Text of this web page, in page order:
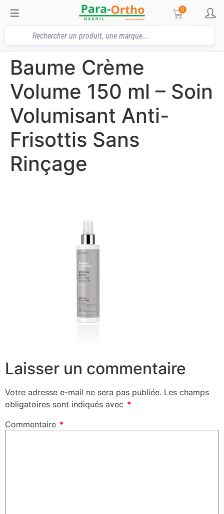
0
Baume Crème
Volume 150 ml – Soin
Volumisant Anti-
Frisottis Sans
Rinçage
Laisser un commentaire
Votre adresse e-mail ne sera pas publiée. Les champs
obligatoires sont indiqués avec *
Commentaire *